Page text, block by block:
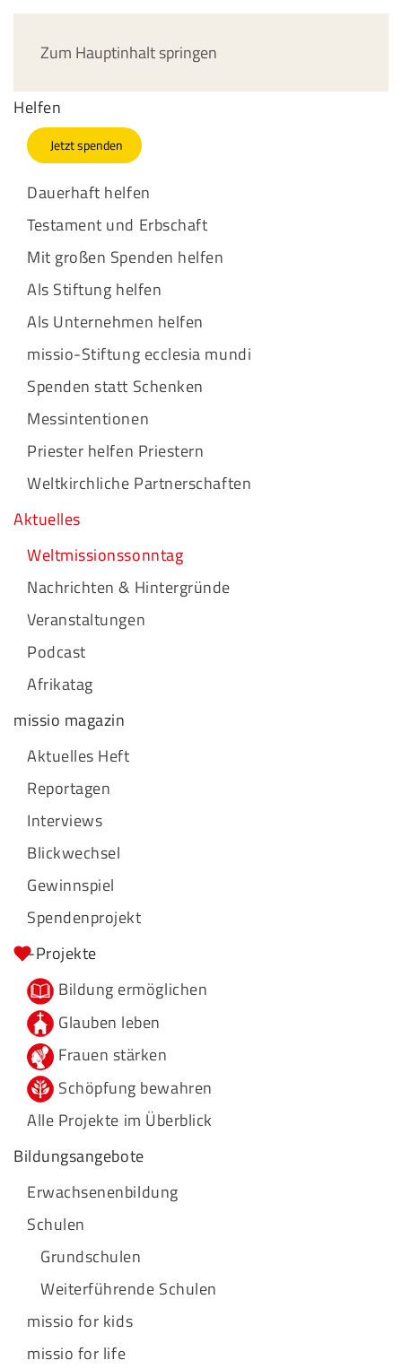
Zum Hauptinhalt springen
Helfen
Jetzt spenden
Dauerhaft helfen
Testament und Erbschaft
Mit großen Spenden helfen
Als Stiftung helfen
Als Unternehmen helfen
missio-Stiftung ecclesia mundi
Spenden statt Schenken
Messintentionen
Priester helfen Priestern
Weltkirchliche Partnerschaften
Aktuelles
Weltmissionssonntag
Nachrichten & Hintergründe
Veranstaltungen
Podcast
Afrikatag
missio magazin
Aktuelles Heft
Reportagen
Interviews
Blickwechsel
Gewinnspiel
Spendenprojekt
-Projekte
Bildung ermöglichen
Glauben leben
Frauen stärken
Schöpfung bewahren
Alle Projekte im Überblick
Bildungsangebote
Erwachsenenbildung
Schulen
Grundschulen
Weiterführende Schulen
missio for kids
missio for life